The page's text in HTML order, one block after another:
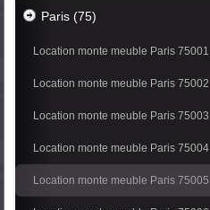
Paris (75)
Location monte meuble Paris 75001
Location monte meuble Paris 75002
Location monte meuble Paris 75003
Location monte meuble Paris 75004
Location monte meuble Paris 75005